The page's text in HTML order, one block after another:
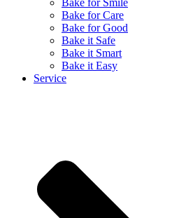
Bake for Smile
Bake for Care
Bake for Good
Bake it Safe
Bake it Smart
Bake it Easy
Service